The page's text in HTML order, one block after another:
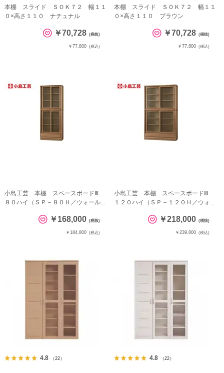
本棚 スライド ＳＯＫ７２ 幅１１
０×高さ１１０ ナチュナル
￥70,728 (税抜)
￥77,800 (税込)
本棚 スライド ＳＯＫ７２ 幅１１
０×高さ１１０ ブラウン
￥70,728 (税抜)
￥77,800 (税込)
小島工芸 本棚 スペースボードⅢ
８０ハイ（ＳＰ－８０Ｈ／ウォール...
￥168,000 (税抜)
￥184,800 (税込)
小島工芸 本棚 スペースボードⅢ
１２０ハイ（ＳＰ－１２０Ｈ／ウォ...
￥218,000 (税抜)
￥239,800 (税込)
4.8 （22） 4.8 （22）